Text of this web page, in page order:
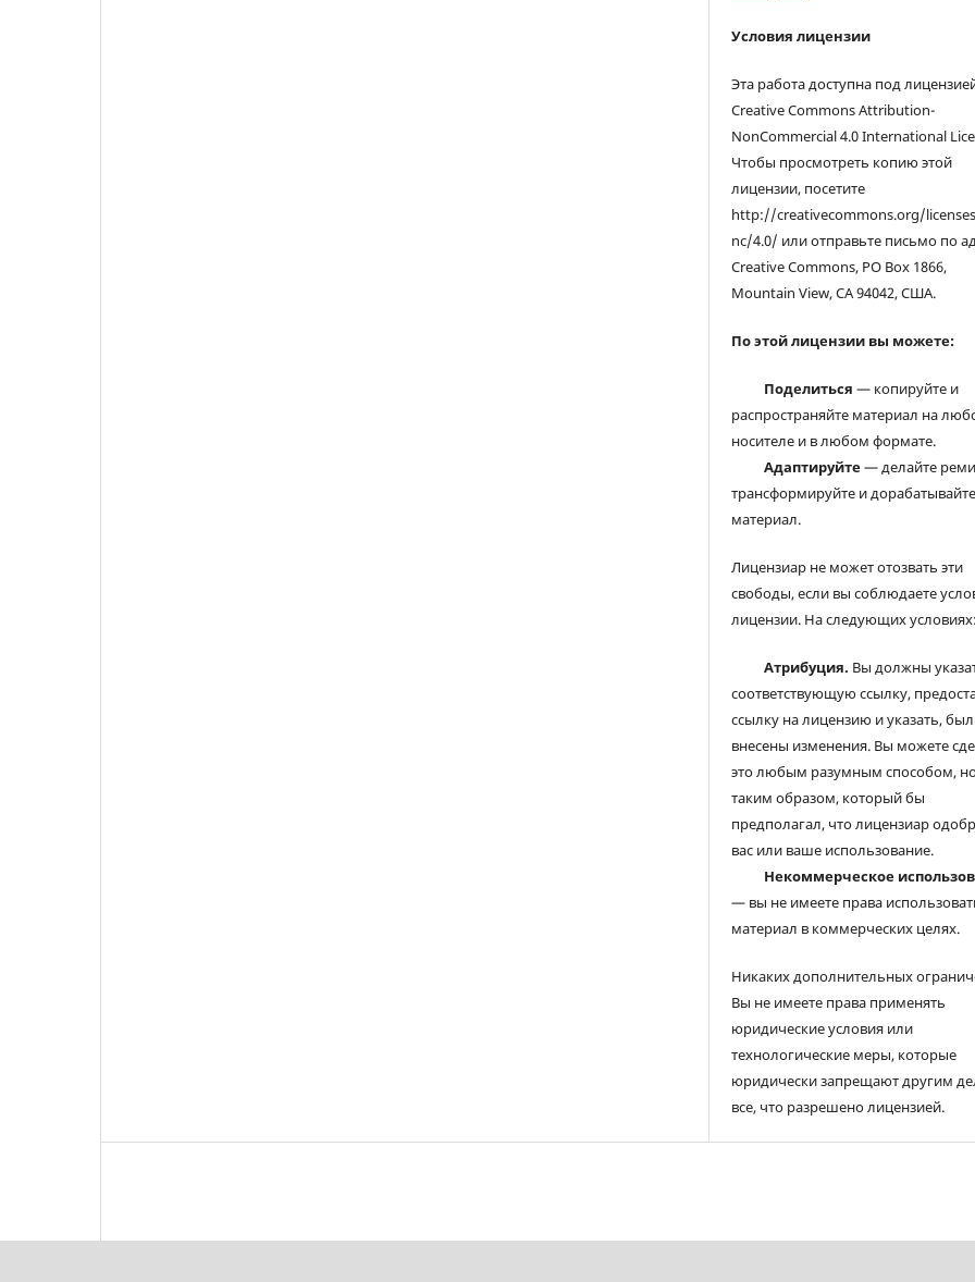
Условия лицензии
Эта работа доступна под
Creative Commons Attribution-
NonCommercial 4.0 International
Чтобы просмотреть копию этой
лицензии, посетите
http://creativecommons.org/
nc/4.0/ или отправьте письмо по
Creative Commons, PO Box 1866,
Mountain View, CA 94042, США.
По этой лицензии вы можете:
Поделиться — копируйте и
распространяйте материал на
носителе и в любом формате.
Адаптируйте— делайте
трансформируйте и дорабатывайте
материал.
Лицензиар не может отозвать эти
свободы, если вы соблюдаете
лицензии. На следующих условиях:
Атрибуция. Вы должны
соответствующую ссылку,
ссылку на лицензию и указать,
внесены изменения. Вы можете
это любым разумным способом,
таким образом, который бы
предполагал, что лицензиар
вас или ваше использование.
Некоммерческое
— вы не имеете права
материал в коммерческих целях.
Никаких дополнительных
Вы не имеете права применять
юридические условия или
технологические меры, которые
юридически запрещают другим
все, что разрешено лицензией.